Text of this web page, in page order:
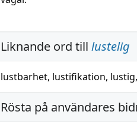
Liknande ord till lustelig
lustbarhet, lustifikation, lustig,
Rösta på användares